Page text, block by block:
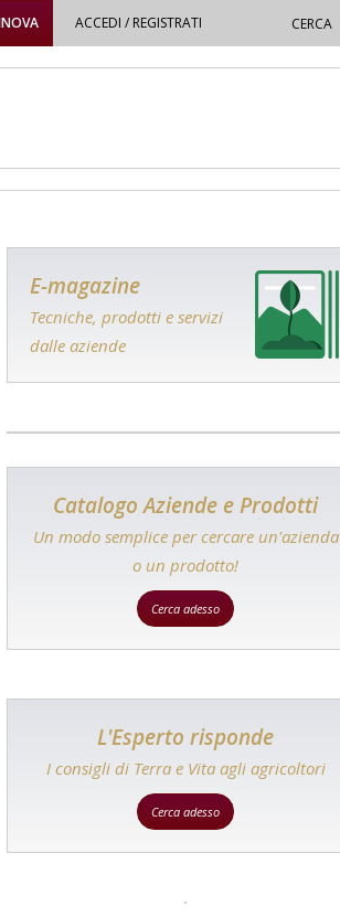
ACCEDI / REGISTRATI
E-magazine
Tecniche, prodotti e servizi
dalle aziende
Catalogo Aziende e Prodotti
Un modo semplice per cercare un'azienda
o un prodotto!
Cerca adesso
L'Esperto risponde
I consigli di Terra e Vita agli agricoltori
Cerca adesso